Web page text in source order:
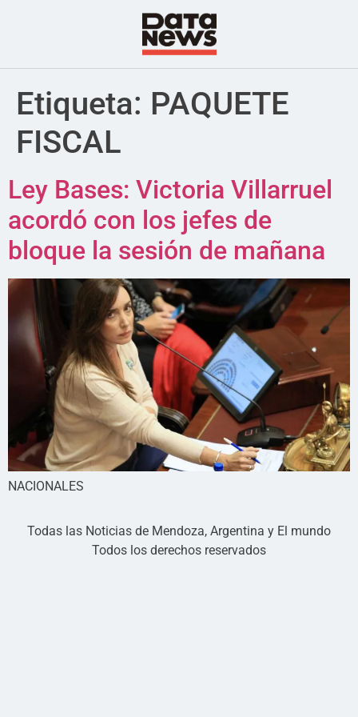
Etiqueta: PAQUETE
FISCAL
Ley Bases: Victoria Villarruel
acordó con los jefes de
bloque la sesión de mañana
NACIONALES
Todas las Noticias de Mendoza, Argentina y El mundo
Todos los derechos reservados